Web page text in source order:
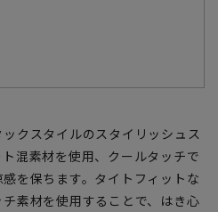
クスタイルのスタイリッシュス
混素材を使用、クールタッチで
を保ちます。タイトフィットな
素材を使用することで、はき心